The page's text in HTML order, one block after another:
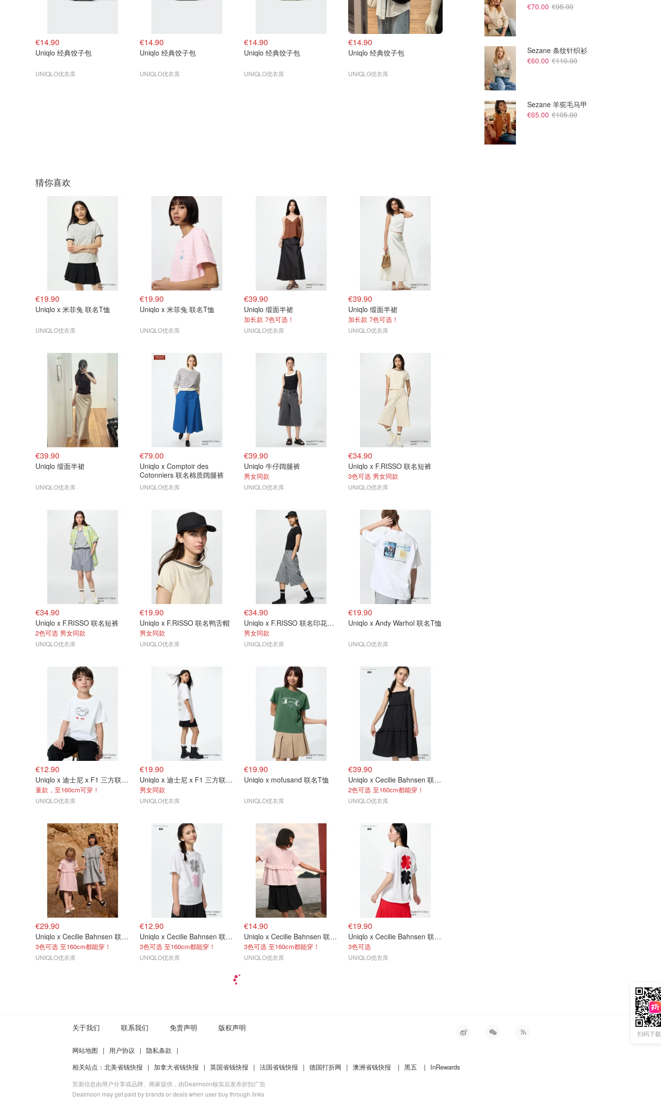
€14.90
Uniqlo 经典饺子包
UNIQLO优衣库
€14.90
Uniqlo 经典饺子包
UNIQLO优衣库
€14.90
Uniqlo 经典饺子包
UNIQLO优衣库
€14.90
Uniqlo 经典饺子包
UNIQLO优衣库
Uniqlo JWA 双肩包 Uniqlo UNIQLO 多功能邮差包
猜你喜欢
€19.90
Uniqlo x 米菲兔 联名T恤
UNIQLO优衣库
€19.90
Uniqlo x 米菲兔 联名T恤
UNIQLO优衣库
€39.90
Uniqlo 缎面半裙
加长款 7色可选！
UNIQLO优衣库
€39.90
Uniqlo 缎面半裙
加长款 7色可选！
UNIQLO优衣库
€39.90
Uniqlo 缎面半裙
UNIQLO优衣库
€79.00
Uniqlo x Comptoir des
Cotonniers 联名棉质阔腿裤
UNIQLO优衣库
€39.90
Uniqlo 牛仔阔腿裤
男女同款
UNIQLO优衣库
€34.90
Uniqlo x F.RISSO 联名短裤
3色可选 男女同款
UNIQLO优衣库
€34.90
Uniqlo x F.RISSO 联名短裤
2色可选 男女同款
UNIQLO优衣库
€19.90
Uniqlo x F.RISSO 联名鸭舌帽
男女同款
UNIQLO优衣库
€34.90
Uniqlo x F.RISSO 联名印花短裤
男女同款
UNIQLO优衣库
€19.90
Uniqlo x Andy Warhol 联名T恤
UNIQLO优衣库
€12.90
Uniqlo x 迪士尼 x F1 三方联名T恤
童款，至160cm可穿！
UNIQLO优衣库
€19.90
Uniqlo x 迪士尼 x F1 三方联名T恤
男女同款
UNIQLO优衣库
€19.90
Uniqlo x mofusand 联名T恤
UNIQLO优衣库
€39.90
Uniqlo x Cecilie Bahnsen 联名压褶连衣裙
2色可选 至160cm都能穿！
UNIQLO优衣库
€29.90
Uniqlo x Cecilie Bahnsen 联名连衣裙
3色可选 至160cm都能穿！
UNIQLO优衣库
€12.90
Uniqlo x Cecilie Bahnsen 联名T恤
3色可选 至160cm都能穿！
UNIQLO优衣库
€14.90
Uniqlo x Cecilie Bahnsen 联名T恤
3色可选 至160cm都能穿！
UNIQLO优衣库
€19.90
Uniqlo x Cecilie Bahnsen 联名T恤
3色可选
UNIQLO优衣库
€70.00 €95.00
Sezane 条纹针织衫
€60.00 €110.00
Sezane 羊驼毛马甲
€65.00 €105.00
扫码下
关于我们 联系我们 免责声明 版权声明
网站地图 | 用户协议 | 隐私条款
|
相关站点： 北美省钱快报 | 加拿大省钱快报 | 英国省钱快报 | 法国省钱快报 | 德国打折网 | 澳洲省钱快报 | 黑五 | InRewards
页面信息由用户分享或品牌、商家提供，由Dealmoon核实后发布折扣广告
Dealmoon may get paid by brands or deals when user buy through links